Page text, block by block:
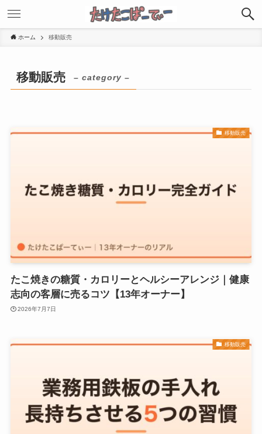
ホーム 移動販売
移動販売 – category –
移動販売
たこ焼きの糖質・カロリーとヘルシーアレンジ｜健康
志向の客層に売るコツ【13年オーナー】
2026年7月7日
移動販売